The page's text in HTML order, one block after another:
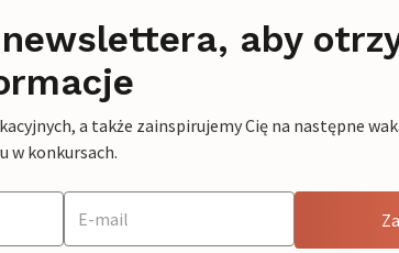
aby
a także zainspirujemy Cię na następne
w konkursach.